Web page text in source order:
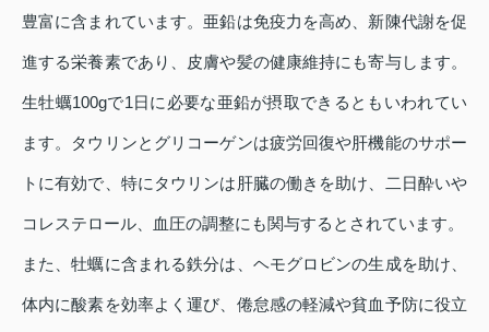
豊富に含まれています。亜鉛は免疫力を高め、新陳代謝を促
進する栄養素であり、皮膚や髪の健康維持にも寄与します。
生牡蠣100gで1日に必要な亜鉛が摂取できるともいわれてい
ます。タウリンとグリコーゲンは疲労回復や肝機能のサポー
トに有効で、特にタウリンは肝臓の働きを助け、二日酔いや
コレステロール、血圧の調整にも関与するとされています。
また、牡蠣に含まれる鉄分は、ヘモグロビンの生成を助け、
体内に酸素を効率よく運び、倦怠感の軽減や貧血予防に役立